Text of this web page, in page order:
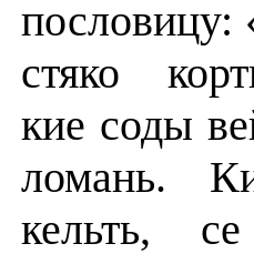
пословицу:
стяко
кие соды
ломань.
кельть,